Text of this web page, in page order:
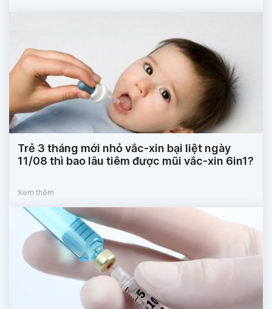
Trẻ 3 tháng mới nhỏ vắc-xin bại liệt ngày
11/08 thì bao lâu tiêm được mũi vắc-xin 6in1?
Xem thêm